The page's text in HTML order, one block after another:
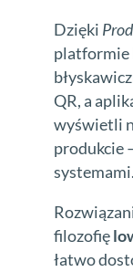
Dzięki
platformie
QR, a
wyświetli
produkcie
systemami.
filozofię
łatwo